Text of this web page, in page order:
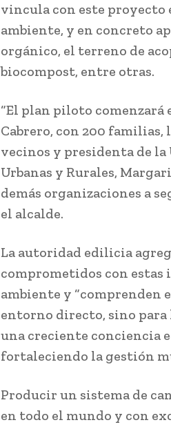
vincula con este proyecto
ambiente, y en concreto
orgánico, el terreno de
biocompost, entre otras.
“El plan piloto
Cabrero, con 200
vecinos y presidenta de la
Urbanas y Rurales,
demás organizaciones a
el alcalde.
La autoridad edilicia
comprometidos con
ambiente y “comprenden
entorno directo, sino para
una creciente conciencia
fortaleciendo la gestión
Producir un sistema de
en todo el mundo y con